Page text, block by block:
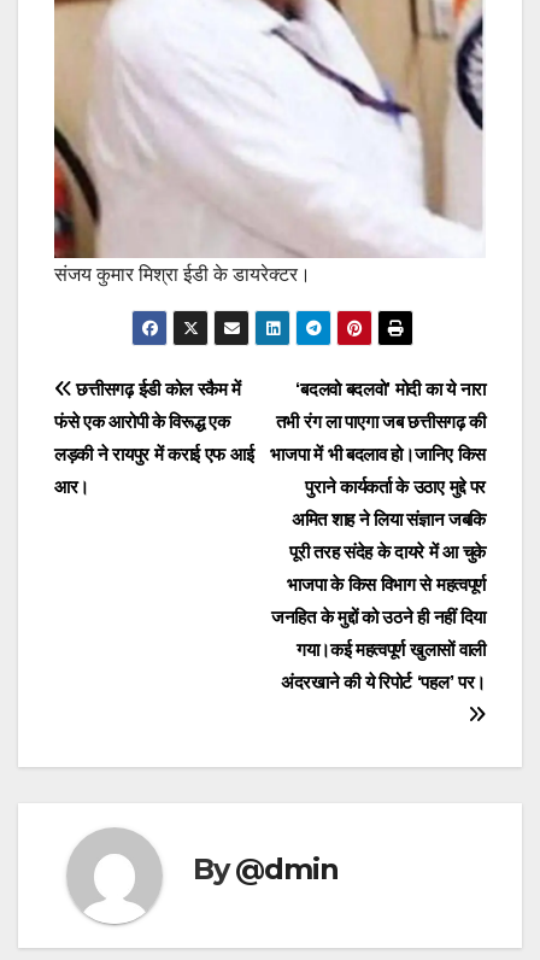
संजय कुमार मिश्रा ईडी के डायरेक्टर।
Post
navigation
‘बदलवो बदलवो’ मोदी का ये नारा
तभी रंग ला पाएगा जब छत्तीसगढ़ की
भाजपा में भी बदलाव हो।जानिए किस
पुराने कार्यकर्ता के उठाए मुद्दे पर
अमित शाह ने लिया संज्ञान जबकि
पूरी तरह संदेह के दायरे में आ चुके
भाजपा के किस विभाग से महत्वपूर्ण
जनहित के मुद्दों को उठने ही नहीं दिया
गया।कई महत्वपूर्ण खुलासों वाली
अंदरखाने की ये रिपोर्ट ‘पहल’ पर।
छत्तीसगढ़ ईडी कोल स्कैम में
फंसे एक आरोपी के विरूद्ध एक
लड़की ने रायपुर में कराई एफ आई
आर।
By@dmin